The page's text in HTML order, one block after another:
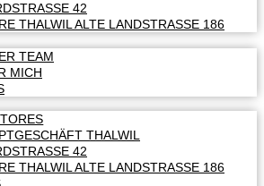
42
THALWIL ALTE LANDSTRASSE 186
TEAM
MICH
THALWIL
42
THALWIL ALTE LANDSTRASSE 186